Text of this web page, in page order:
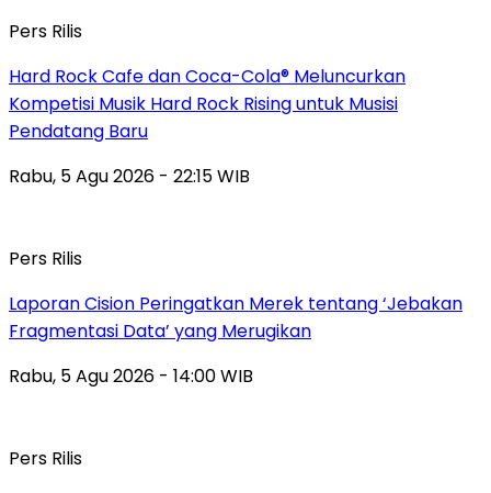
Pers Rilis
Hard Rock Cafe dan Coca-Cola® Meluncurkan
Kompetisi Musik Hard Rock Rising untuk Musisi
Pendatang Baru
Rabu, 5 Agu 2026 - 22:15 WIB
Pers Rilis
Laporan Cision Peringatkan Merek tentang ‘Jebakan
Fragmentasi Data’ yang Merugikan
Rabu, 5 Agu 2026 - 14:00 WIB
Pers Rilis